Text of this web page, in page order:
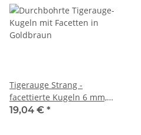
Tigerauge Strang -
facettierte Kugeln 6 mm,
goldbraun, Länge 39cm
19,04 € *